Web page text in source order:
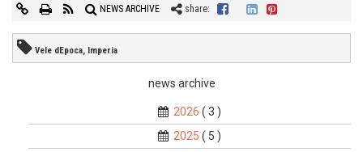
NEWS ARCHIVE share:
Vele dEpoca, Imperia
news archive
2026 ( 3 )
2025 ( 5 )